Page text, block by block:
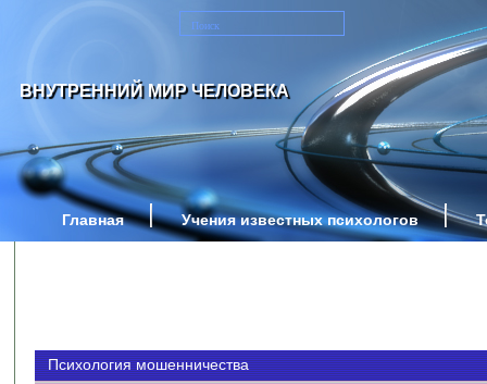
ВНУТРЕННИЙ МИР ЧЕЛОВЕКА
Главная Учения известных психологов
Психология мошенничества